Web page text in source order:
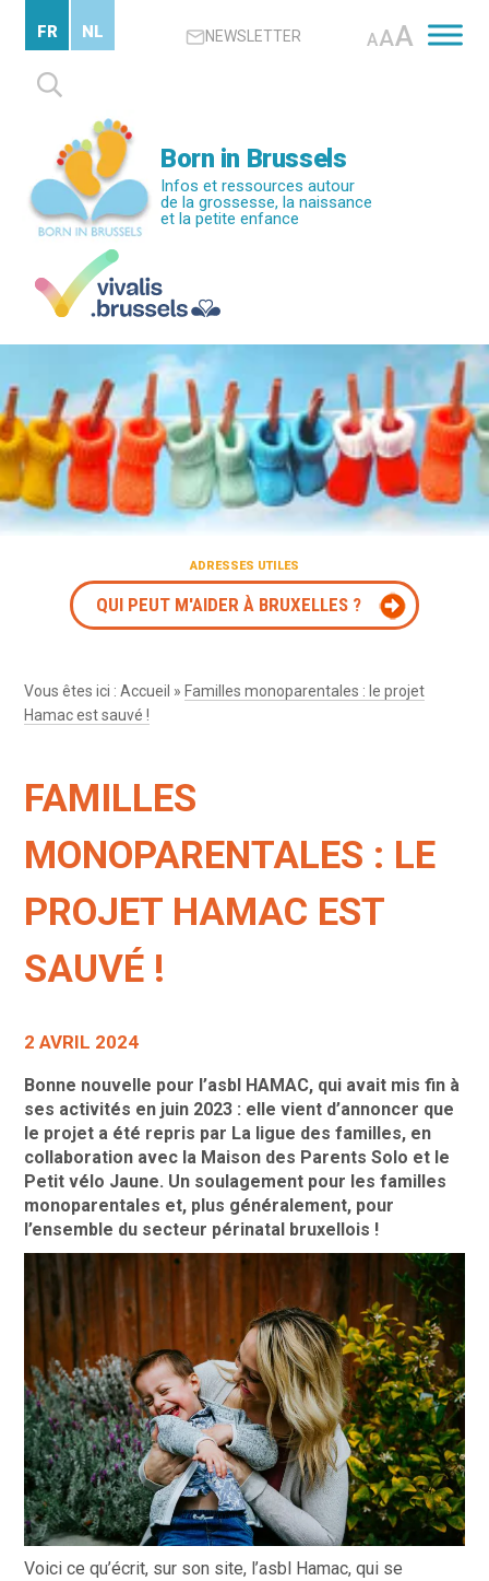
contenu
principal
NEWSLETTER AAA
Rechercher :
FR NL
Born in Brussels
Infos et ressources autour
de la grossesse, la naissance
et la petite enfance
ADRESSES UTILES
QUI PEUT M'AIDER À BRUXELLES ?
Vous êtes ici :Accueil » Familles monoparentales : le projet
Hamac est sauvé !
FAMILLES
MONOPARENTALES : LE
PROJET HAMAC EST
SAUVÉ !
2 AVRIL 2024
Bonne nouvelle pour l’asbl HAMAC, qui avait mis fin à
ses activités en juin 2023 : elle vient d’annoncer que
le projet a été repris par La ligue des familles, en
collaboration avec la Maison des Parents Solo et le
Petit vélo Jaune. Un soulagement pour les familles
monoparentales et, plus généralement, pour
l’ensemble du secteur périnatal bruxellois !
Voici ce qu’écrit, sur son site, l’asbl Hamac, qui se